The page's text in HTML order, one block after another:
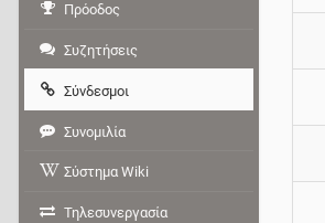
Πρόοδος
Συζητήσεις
Σύνδεσμοι
Συνομιλία
Σύστημα Wiki
Τηλεσυνεργασία